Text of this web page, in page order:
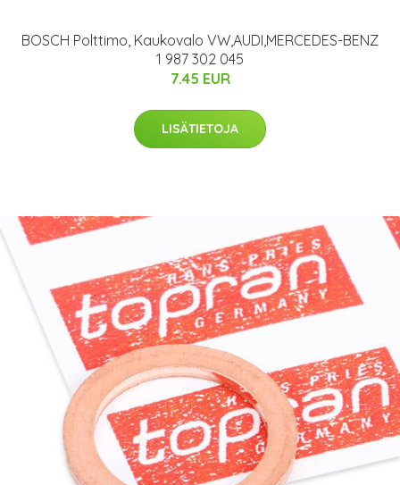
BOSCH Polttimo, Kaukovalo VW,AUDI,MERCEDES-BENZ
1 987 302 045
7.45 EUR
LISÄTIETOJA